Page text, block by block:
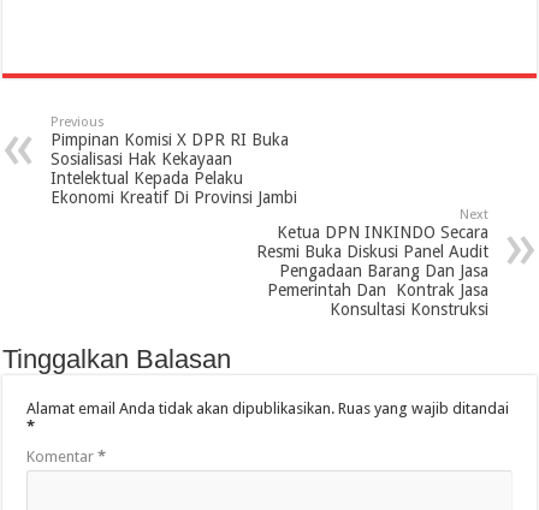
Previous
Pimpinan Komisi X DPR RI Buka
Sosialisasi Hak Kekayaan
Intelektual Kepada Pelaku
Ekonomi Kreatif Di Provinsi Jambi
Next
Ketua DPN INKINDO Secara
Resmi Buka Diskusi Panel Audit
Pengadaan Barang Dan Jasa
Pemerintah Dan Kontrak Jasa
Konsultasi Konstruksi
Tinggalkan Balasan
Alamat email Anda tidak akan dipublikasikan. Ruas yang wajib ditandai
*
Komentar*